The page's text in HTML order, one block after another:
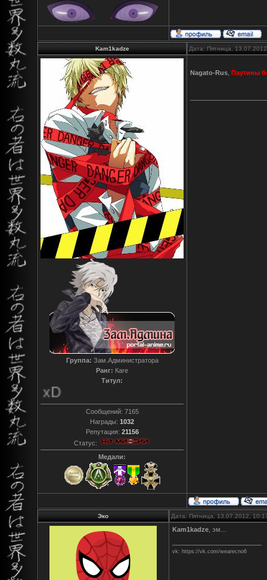
Kam1kadze Дата: Пятница,
Группа: Зам.Администратора
Ранг: Каге
Титул:
Сообщений: 7165
Награды: 1032
Репутация: 21156
Статус:
Медали:
Nagato-Rus Паутины
Эко Дата: Пятница, 13.07.2012,
Kam1kadze , эм...
vk: https://vk.com/wearecno6